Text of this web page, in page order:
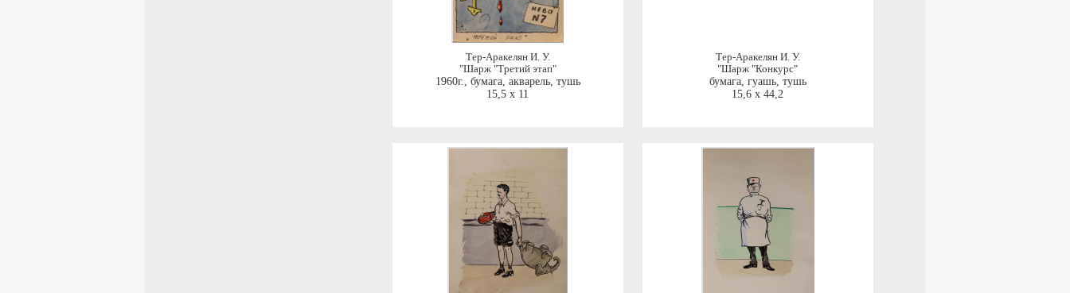
Тер-Аракелян И. У.
"Шарж "Третий этап"
1960г., бумага, акварель, тушь
15,5 x 11
Тер-Аракелян И. У.
"Шарж "Конкурс"
бумага, гуашь, тушь
15,6 x 44,2